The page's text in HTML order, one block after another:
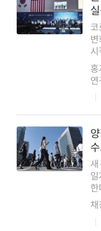
코
변
시
진
따
홍
연
새
일
한
하
채